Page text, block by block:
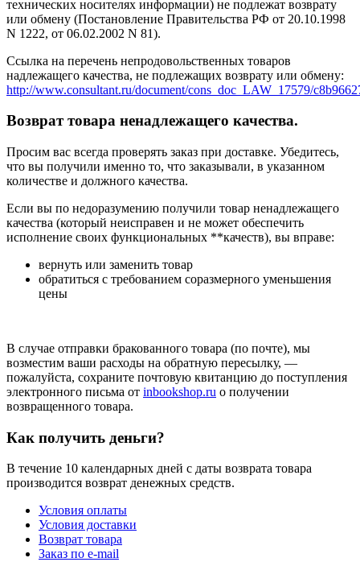
технических носителях информации) не подлежат возврату
или обмену (Постановление Правительства РФ от 20.10.1998
N 1222, от 06.02.2002 N 81).
Ссылка на перечень непродовольственных товаров
надлежащего качества, не подлежащих возврату или обмену:
http://www.consultant.ru/document/cons_doc_LAW_17579/
Возврат товара ненадлежащего качества.
Просим вас всегда проверять заказ при доставке. Убедитесь,
что вы получили именно то, что заказывали, в указанном
количестве и должного качества.
Если вы по недоразумению получили товар ненадлежащего
качества (который неисправен и не может обеспечить
исполнение своих функциональных **качеств), вы вправе:
вернуть или заменить товар
обратиться с требованием соразмерного уменьшения
цены
В случае отправки бракованного товара (по почте), мы
возместим ваши расходы на обратную пересылку, —
пожалуйста, сохраните почтовую квитанцию до поступления
электронного письма от inbookshop.ru о получении
возвращенного товара.
Как получить деньги?
В течение 10 календарных дней с даты возврата товара
производится возврат денежных средств.
Условия оплаты
Условия доставки
Возврат товара
Заказ по e-mail